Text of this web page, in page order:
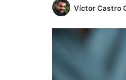
Víctor Castro